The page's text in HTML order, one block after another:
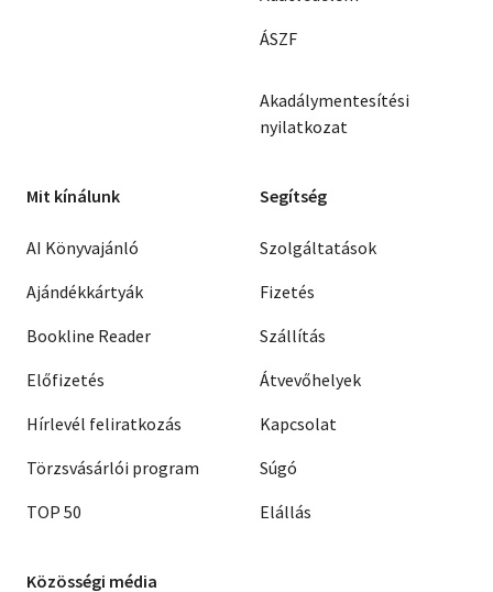
ÁSZF
Akadálymentesítési
nyilatkozat
Mit kínálunk
AI Könyvajánló
Ajándékkártyák
Bookline Reader
Előfizetés
Hírlevél feliratkozás
Törzsvásárlói program
TOP 50
Segítség
Szolgáltatások
Fizetés
Szállítás
Átvevőhelyek
Kapcsolat
Súgó
Elállás
Közösségi média